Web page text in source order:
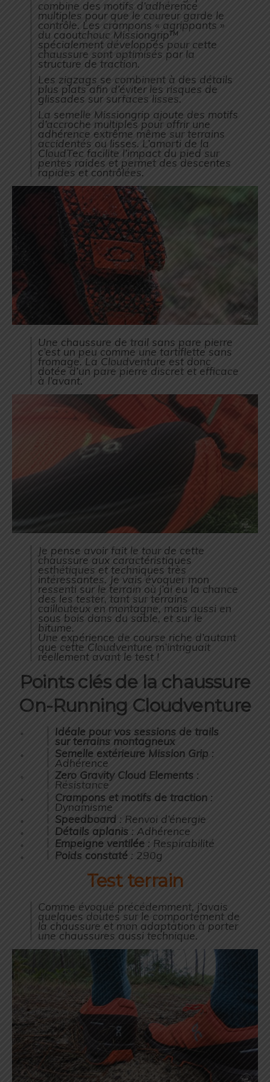
combine des motifs d’adhérence
multiples pour que le coureur garde le
contrôle. Les crampons « agrippants »
du caoutchouc Missiongrip™
spécialement développés pour cette
chaussure sont optimisés par la
structure de traction.
Les zigzags se combinent à des détails
plus plats afin d’éviter les risques de
glissades sur surfaces lisses.
La semelle Missiongrip ajoute des motifs
d’accroche multiples pour offrir une
adhérence extrême même sur terrains
accidentés ou lisses. L’amorti de la
CloudTec facilite l’impact du pied sur
pentes raides et permet des descentes
rapides et contrôlées.
Une chaussure de trail sans pare pierre
c’est un peu comme une tartiflette sans
fromage. La Cloudventure est donc
dotée d’un pare pierre discret et efficace
à l’avant.
Je pense avoir fait le tour de cette
chaussure aux caractéristiques
esthétiques et techniques très
intéressantes. Je vais évoquer mon
ressenti sur le terrain où j’ai eu la chance
des les tester, tant sur terrains
caillouteux en montagne, mais aussi en
sous bois dans du sable, et sur le
bitume.
Une expérience de course riche d’autant
que cette Cloudventure m’intriguait
réellement avant le test !
Points clés de la chaussure
On-Running Cloudventure
Idéale pour vos sessions de trails
sur terrains montagneux
Semelle extérieure Mission Grip :
Adhérence
Zero Gravity Cloud Elements :
Résistance
Crampons et motifs de traction :
Dynamisme
Speedboard : Renvoi d’énergie
Détails aplanis : Adhérence
Empeigne ventilée : Respirabilité
Poids constaté : 290g
Test terrain
Comme évoqué précédemment, j’avais
quelques doutes sur le comportement de
la chaussure et mon adaptation à porter
une chaussures aussi technique.